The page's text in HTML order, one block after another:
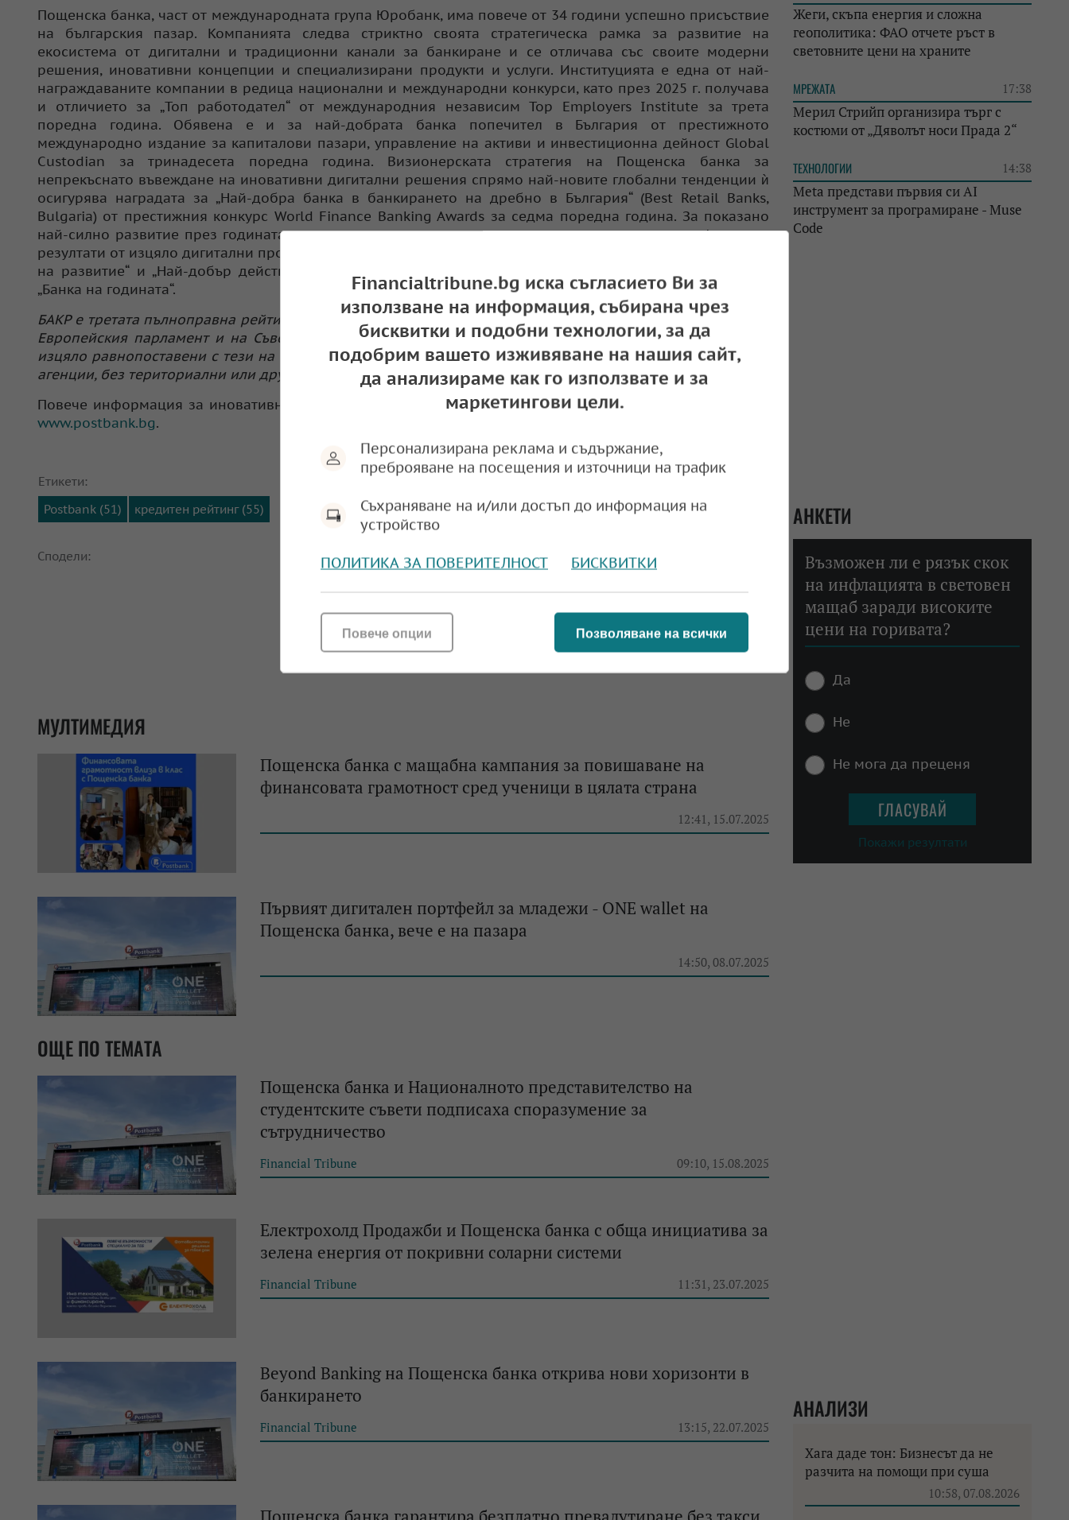
Пощенска банка, част от международната група Юробанк, има повече от 34 години успешно присъствие
на българския пазар. Компанията следва стриктно своята стратегическа рамка за развитие на
екосистема от дигитални и традиционни канали за банкиране и се отличава със своите модерни
решения, иновативни концепции и специализирани продукти и услуги. Институцията е една от най-
награждаваните компании в редица национални и международни конкурси, като през 2025 г. получава
и отличието за „Топ работодател“ от международния независим Top Employers Institute за трета
поредна година. Обявена е и за най-добрата банка попечител в България от престижното
международно издание за капиталови пазари, управление на активи и инвестиционна дейност Global
Custodian за тринадесета поредна година. Визионерската стратегия на Пощенска банка за
непрекъснато въвеждане на иновативни дигитални решения спрямо най-новите глобални тенденции ѝ
осигурява наградата за „Най-добра банка в банкирането на дребно в България“ (Best Retail Banks,
Bulgaria) от престижния конкурс World Finance Banking Awards за седма поредна година. За показано
най-силно развитие през годината, както и за демонстрирани изключителни постижения и ефективни
резултати от изцяло дигитални продукти, банката спечели през 2025 г. призовете в категории „Динамика
на развитие“ и „Най-добър действащ банков дигитален проект“ в годишните награди на Асоциация
„Банка на годината“.
БАКР е третата пълноправна рейтингова агенция в ЕС, регистрирана съгласно Регламент № 1060/2009 на
Европейския парламент и на Съвета. Присъдените от БАКР кредитни рейтинги важат в целия ЕС и са
изцяло равнопоставени с тези на останалите признати от Европейския орган за ценни книжа и пазари
агенции, без териториални или други ограничения.
Повече информация за иновативните продукти и услуги на Пощенска банка може да бъде открита на
www.postbank.bg.
Етикети:
Postbank (51)
кредитен рейтинг (55)
Сподели:
МУЛТИМЕДИЯ
Пощенска банка с мащабна кампания за повишаване на
финансовата грамотност сред ученици в цялата страна
12:41, 15.07.2025
Първият дигитален портфейл за младежи - ONE wallet на
Пощенска банка, вече е на пазара
14:50, 08.07.2025
ОЩЕ ПО ТЕМАТА
Пощенска банка и Националното представителство на
студентските съвети подписаха споразумение за
сътрудничество
Financial Tribune 09:10, 15.08.2025
Електрохолд Продажби и Пощенска банка с обща инициатива за
зелена енергия от покривни соларни системи
Financial Tribune 11:31, 23.07.2025
Beyond Banking на Пощенска банка открива нови хоризонти в
банкирането
Financial Tribune 13:15, 22.07.2025
Жеги, скъпа енергия и сложна
геополитика: ФАО отчете ръст в
световните цени на храните
МРЕЖАТА 17:38
Мерил Стрийп организира търг с
костюми от „Дяволът носи Прада 2“
ТЕХНОЛОГИИ 14:38
Meta представи първия си AI
инструмент за програмиране - Muse
Code
АНКЕТИ
Възможен ли е рязък скок
на инфлацията в световен
мащаб заради високите
цени на горивата?
Да
Не
Не мога да преценя
Покажи резултати
АНАЛИЗИ
Хага даде тон: Бизнесът да не
разчита на помощи при суша
10:58, 07.08.2026
Financialtribune.bg иска съгласието Ви за
използване на информация, събирана чрез
бисквитки и подобни технологии, за да
подобрим вашето изживяване на нашия сайт,
да анализираме как го използвате и за
маркетингови цели.
Персонализирана реклама и съдържание,
преброяване на посещения и източници на трафик
Съхраняване на и/или достъп до информация на
устройство
ПОЛИТИКА ЗА ПОВЕРИТЕЛНОСТ БИСКВИТКИ
Позволяване на всички
Повече опции